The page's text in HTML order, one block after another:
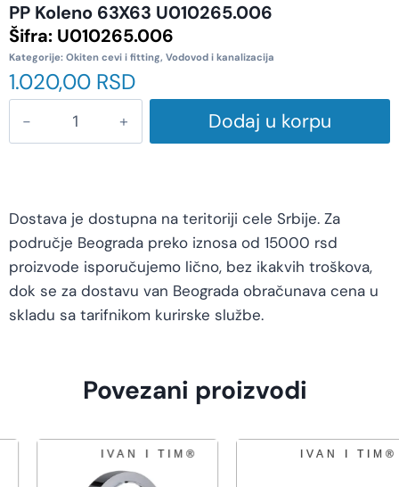
PP Koleno 63X63 U010265.006
Šifra: U010265.006
Kategorije: Okiten cevi i fitting, Vodovod i kanalizacija
1.020,00 RSD
Dodaj u korpu
Dostava je dostupna na teritoriji cele Srbije. Za
područje Beograda preko iznosa od 15000 rsd
proizvode isporučujemo lično, bez ikakvih troškova,
dok se za dostavu van Beograda obračunava cena u
skladu sa tarifnikom kurirske službe.
Povezani proizvodi